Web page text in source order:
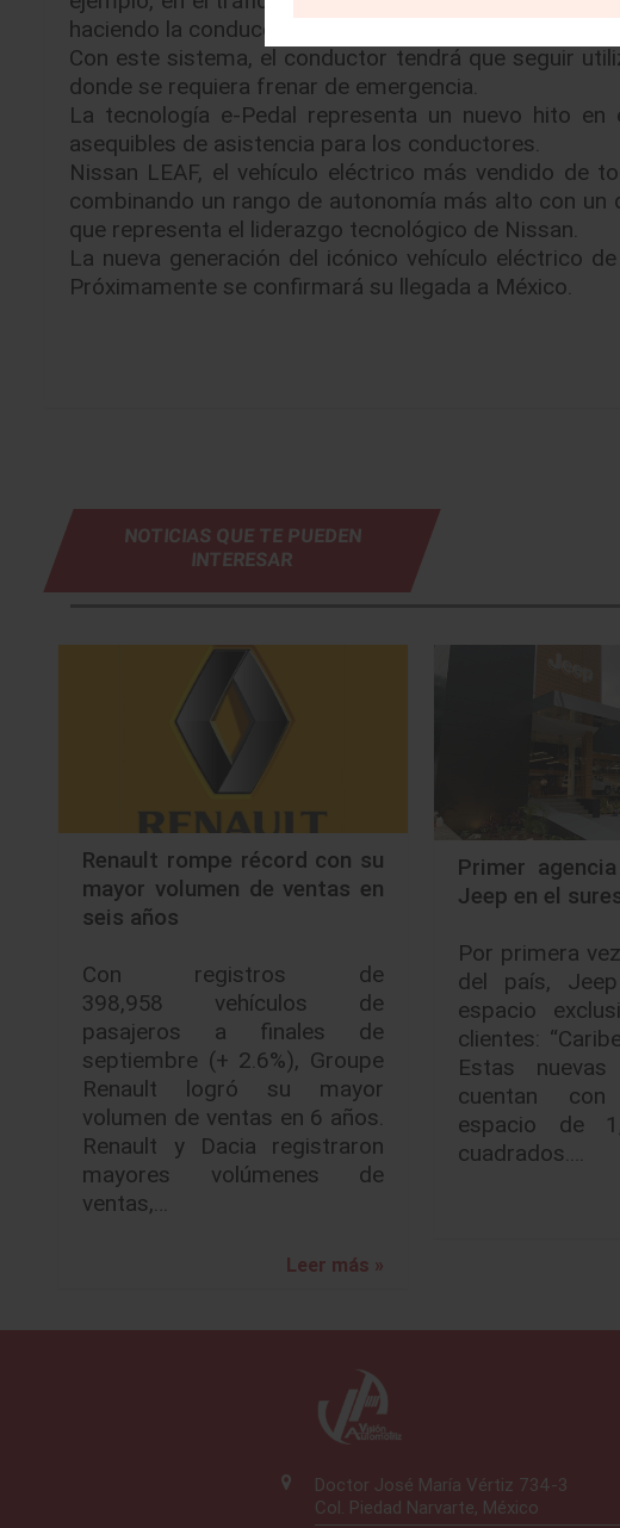
haciendo la conducción más simple y divertida.
Con este sistema, el conductor tendrá que seguir
donde se requiera frenar de emergencia.
La tecnología e-Pedal representa un nuevo hito
asequibles de asistencia para los conductores.
Nissan LEAF, el vehículo eléctrico más vendido de
combinando un rango de autonomía más alto con
que representa el liderazgo tecnológico de Nissan.
La nueva generación del icónico vehículo eléctrico
Próximamente se confirmará su llegada a México.
NOTICIAS QUE TE PUEDEN
INTERESAR
Renault rompe récord con su
mayor volumen de ventas en
seis años
Con registros de
398,958 vehículos de
pasajeros a finales de
septiembre (+ 2.6%), Groupe
Renault logró su mayor
volumen de ventas en 6 años.
Renault y Dacia registraron
mayores volúmenes de
ventas,…
Leer más »
Primer
Jeep en el
Por primera
del país,
espacio
clientes:
Estas nuevas
cuentan
espacio de
cuadrados.…
Doctor José María Vértiz 734-3
Col. Piedad Narvarte, México